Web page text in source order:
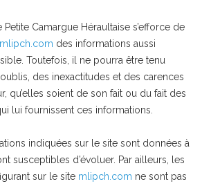
Petite Camargue Héraultaise s’efforce de
mlipch.com des informations aussi
Toutefois, il ne pourra être tenu
des inexactitudes et des carences
qu’elles soient de son fait ou du fait des
lui fournissent ces informations.
indiquées sur le site sont données à
susceptibles d’évoluer. Par ailleurs, les
sur le site mlipch.com ne sont pas